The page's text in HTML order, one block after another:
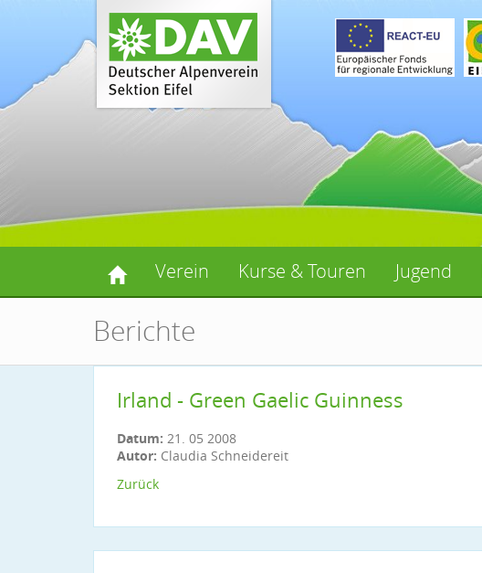
Verein Kurse & Touren Jugend
Berichte
Irland - Green Gaelic Guinness
Datum: 21. 05 2008
Autor: Claudia Schneidereit
Zurück